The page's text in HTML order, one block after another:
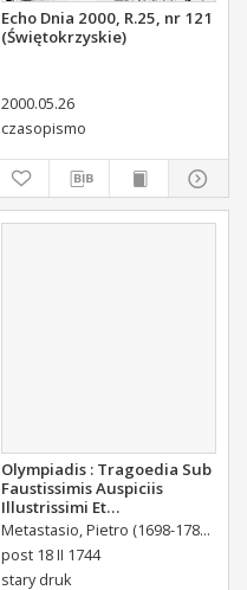
Echo Dnia 2000, R.25, nr 121
(Świętokrzyskie)
2000.05.26
czasopismo
Olympiadis : Tragoedia Sub
Faustissimis Auspiciis
Illustrissimi Et
Eccellentissimi Comitis De
Brühl Liberi Baronis de
Forste & de Pfoerthen [...]
Metastasio, Pietro (1698-1782)
post 18 II 1744
stary druk